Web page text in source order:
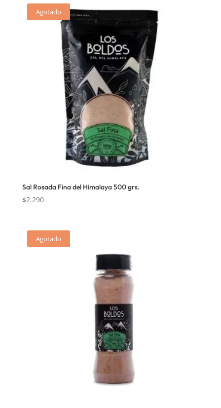
Agotado
Sal Rosada Fina del Himalaya 500 grs.
$2.290
Agotado